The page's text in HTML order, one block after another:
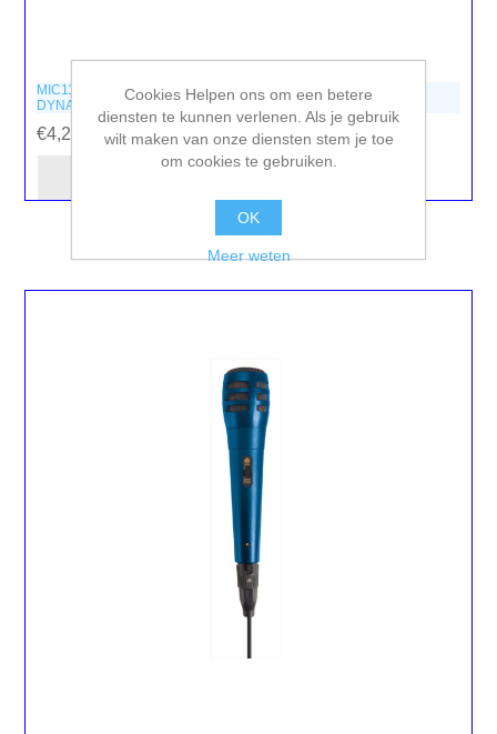
MIC11B
DYNAMISCHE MICROFOON - ZWART
€4,20 incl. BTW
Cookies Helpen ons om een betere
diensten te kunnen verlenen. Als je gebruik
wilt maken van onze diensten stem je toe
om cookies te gebruiken.
OK
Meer weten